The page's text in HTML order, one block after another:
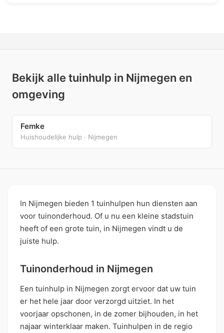
Bekijk alle tuinhulp in Nijmegen en
omgeving
Femke
Huishoudelijke hulp · Nijmegen
In Nijmegen bieden 1 tuinhulpen hun diensten aan
voor tuinonderhoud. Of u nu een kleine stadstuin
heeft of een grote tuin, in Nijmegen vindt u de
juiste hulp.
Tuinonderhoud in Nijmegen
Een tuinhulp in Nijmegen zorgt ervoor dat uw tuin
er het hele jaar door verzorgd uitziet. In het
voorjaar opschonen, in de zomer bijhouden, in het
najaar winterklaar maken. Tuinhulpen in de regio